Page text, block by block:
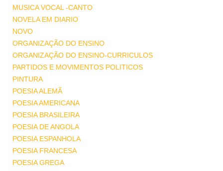
MUSICA VOCAL -CANTO
NOVELA EM DIARIO
NOVO
ORGANIZAÇÃO DO ENSINO
ORGANIZAÇÃO DO ENSINO-CURRICULOS
PARTIDOS E MOVIMENTOS POLITICOS
PINTURA
POESIA ALEMÃ
POESIA AMERICANA
POESIA BRASILEIRA
POESIA DE ANGOLA
POESIA ESPANHOLA
POESIA FRANCESA
POESIA GREGA